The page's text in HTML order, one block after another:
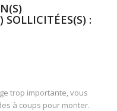
SOLLICITÉES(S) :
trop importante, vous
à coups pour monter.